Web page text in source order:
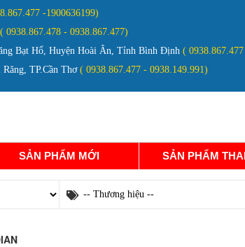
-1900636199)
( 0938.867.478 - 0938.867.477)
Bạt Hổ, Huyện Hoài Ân, Tỉnh Bình Định (
TP.Cần Thơ ( 0938.867.477 - 0938.149.991)
SẢN PHẨM MỚI SẢN PHẨM